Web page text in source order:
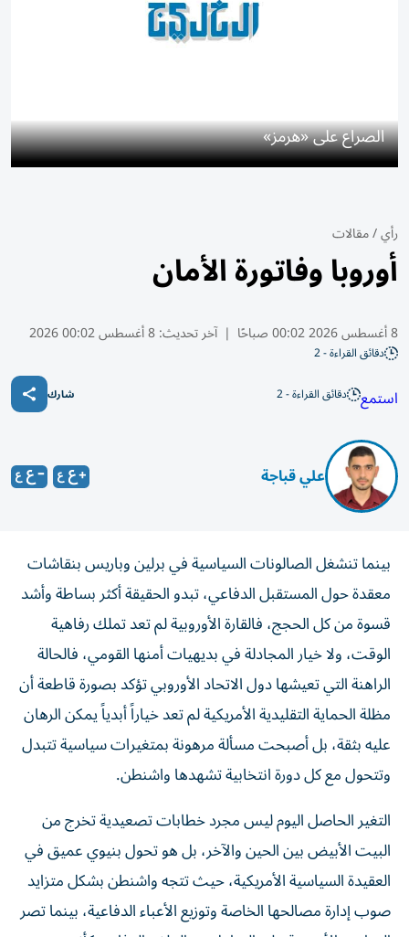
الصراع على «هرمز»
رأي/مقالات
أوروبا وفاتورة الأمان
8 أغسطس 2026 00:02 صباحًا | آخر تحديث:8 أغسطس 00:02 2026
دقائق القراءة - 2
استمع دقائق القراءة - 2 شارك
علي قباجة
بينما تنشغل الصالونات السياسية في برلين وباريس بنقاشات
معقدة حول المستقبل الدفاعي، تبدو الحقيقة أكثر بساطة وأشد
قسوة من كل الحجج، فالقارة الأوروبية لم تعد تملك رفاهية
الوقت، ولا خيار المجادلة في بديهيات أمنها القومي، فالحالة
الراهنة التي تعيشها دول الاتحاد الأوروبي تؤكد بصورة قاطعة أن
مظلة الحماية التقليدية الأمريكية لم تعد خياراً أبدياً يمكن الرهان
عليه بثقة، بل أصبحت مسألة مرهونة بمتغيرات سياسية تتبدل
وتتحول مع كل دورة انتخابية تشهدها واشنطن.
التغير الحاصل اليوم ليس مجرد خطابات تصعيدية تخرج من
البيت الأبيض بين الحين والآخر، بل هو تحول بنيوي عميق في
العقيدة السياسية الأمريكية، حيث تتجه واشنطن بشكل متزايد
صوب إدارة مصالحها الخاصة وتوزيع الأعباء الدفاعية، بينما تصر